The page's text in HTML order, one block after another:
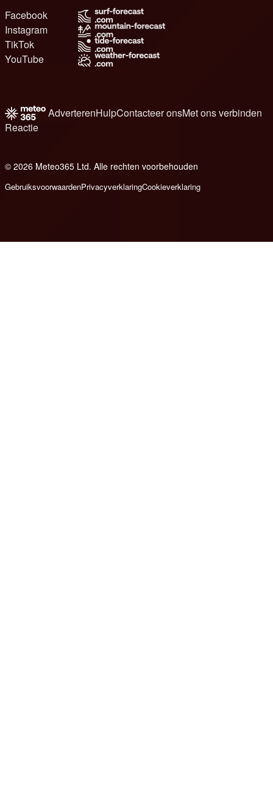
Facebook
Instagram
TikTok
YouTube
AdverterenHulpContacteer onsMet ons verbinden
Reactie
© 2026 Meteo365 Ltd. Alle rechten voorbehouden
GebruiksvoorwaardenPrivacyverklaringCookieverklaring